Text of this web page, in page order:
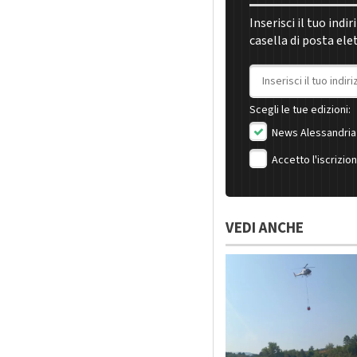
Inserisci il tuo
casella di posta
Indirizzo email
Scegli le tue edizioni:
News Alessandria
Accetto
VEDI ANCHE